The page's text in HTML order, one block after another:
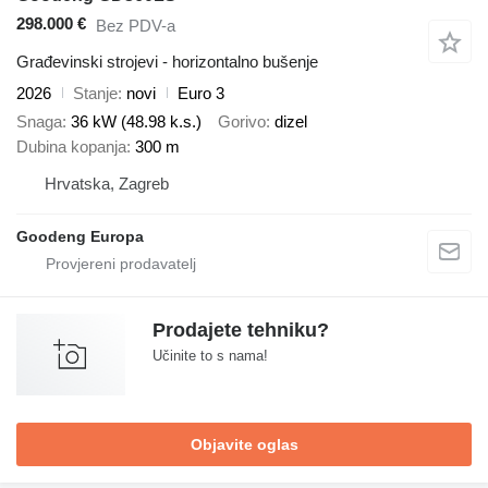
298.000 € Bez PDV-a
Građevinski strojevi - horizontalno bušenje
2026
Stanje novi
Euro 3
Snaga 36 kW (48.98 k.s.) Gorivo dizel
Dubina kopanja 300 m
Hrvatska, Zagreb
Goodeng Europa
Prodajete tehniku?
Učinite to s nama!
Objavite oglas